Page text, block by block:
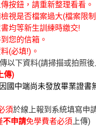
按鈕，請重新整理看看。
視是否檔案過大(檔案限
均等新生訓練時繳交!
您的信箱。
(必填!)。
以下資料(請掃描或拍照
傳)
國中端尚未發放畢業證
須於線上報到系統填寫申
不申請免學費者必須上傳)